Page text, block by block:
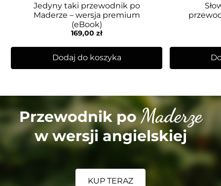
Jedyny taki przewodnik po
Maderze – wersja premium
(eBook)
169,00zł
Dodaj do koszyka
Przewodnik poMaderze
w wersji angielskiej
KUP TERAZ